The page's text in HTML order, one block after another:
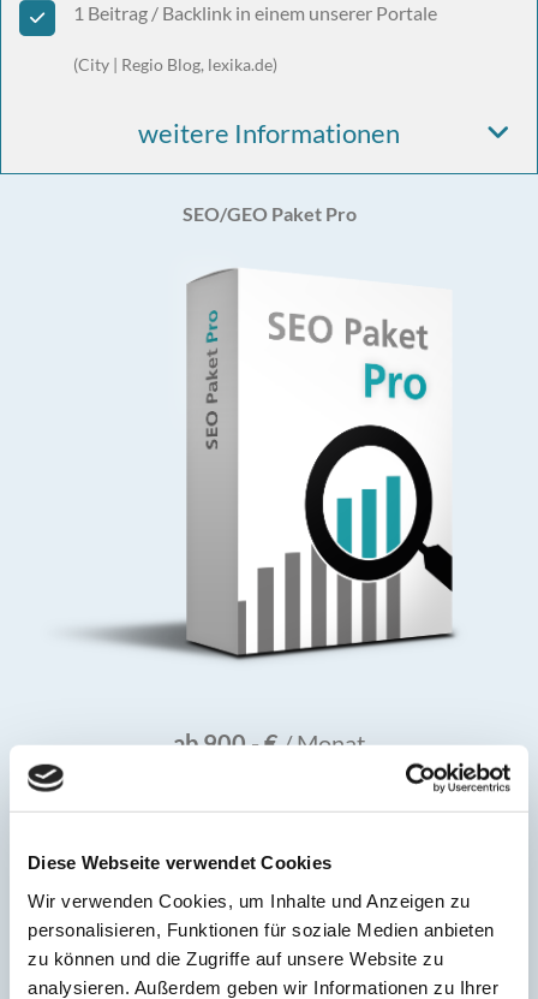
Diese Webseite verwendet Cookies
Wir verwenden Cookies, um Inhalte und Anzeigen zu
personalisieren, Funktionen für soziale Medien anbieten
zu können und die Zugriffe auf unsere Website zu
analysieren. Außerdem geben wir Informationen zu Ihrer
1 Beitrag / Backlink in einem unserer Portale
(City | Regio Blog, lexika.de)
weitere Informationen
SEO/GEO Paket Pro
ab 900,- €/ Monat
UNTERNEHMEN
Wir sorgen für maximale Präsenz in den Suchergebnissen
und betreiben professionelles Linkmanagement mit einer
langfristigen SEO-Strategie.